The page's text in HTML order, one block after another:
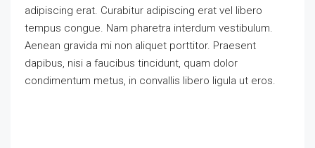
adipiscing erat. Curabitur adipiscing erat vel libero
tempus congue. Nam pharetra interdum vestibulum.
Aenean gravida mi non aliquet porttitor. Praesent
dapibus, nisi a faucibus tincidunt, quam dolor
condimentum metus, in convallis libero ligula ut eros.